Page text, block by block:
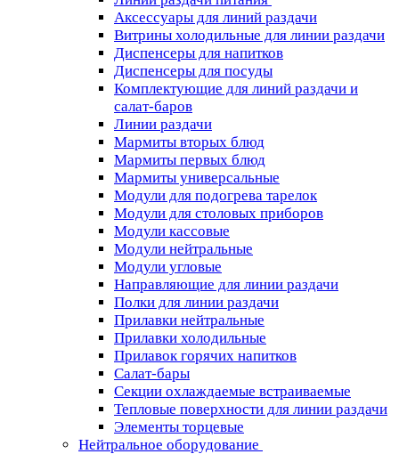
Аксессуары для линий раздачи
Витрины холодильные для линии раздачи
Диспенсеры для напитков
Диспенсеры для посуды
Комплектующие для линий раздачи и
салат-баров
Линии раздачи
Мармиты вторых блюд
Мармиты первых блюд
Мармиты универсальные
Модули для подогрева тарелок
Модули для столовых приборов
Модули кассовые
Модули нейтральные
Модули угловые
Направляющие для линии раздачи
Полки для линии раздачи
Прилавки нейтральные
Прилавки холодильные
Прилавок горячих напитков
Салат-бары
Секции охлаждаемые встраиваемые
Тепловые поверхности для линии раздачи
Элементы торцевые
Нейтральное оборудование